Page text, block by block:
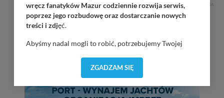
REKLAMA
wręcz fanatyków Mazur codziennie rozwija serwis,
poprzez jego rozbudowę oraz dostarczanie nowych
treści i zdjęć.
Abyśmy nadal mogli to robić, potrzebujemy Twojej
dostosować do Twoich preferencji. Twoje dane (w tym
pliki cookies) będą zapisywane w celu usprawnienia
wyszukania, ulubione miejsca, logowania, itp).
ZGADZAM SIĘ